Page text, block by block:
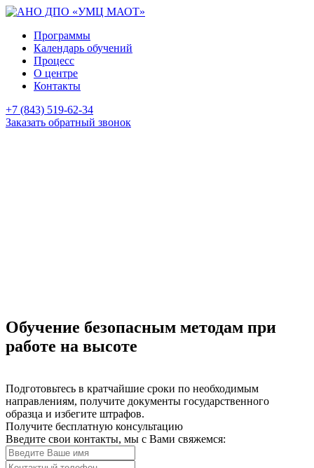
Программы
Календарь обучений
Процесс
О центре
Контакты
+7 (843) 519-62-34
Заказать обратный звонок
Обучение безопасным методам при
работе на высоте
Подготовьтесь в кратчайшие сроки по необходимым
направлениям, получите документы государственного
образца и избегите штрафов.
Получите бесплатную консультацию
Введите свои контакты, мы с Вами свяжемся: